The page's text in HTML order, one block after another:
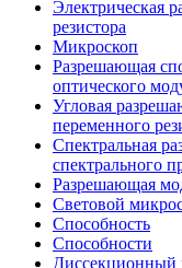
Электрическая
резистора
Микроскоп
Разрешающая
оптического
Угловая
переменного
Спектральная
спектрального
Разрешающая
Световой
Способность
Способности
Диссекционный